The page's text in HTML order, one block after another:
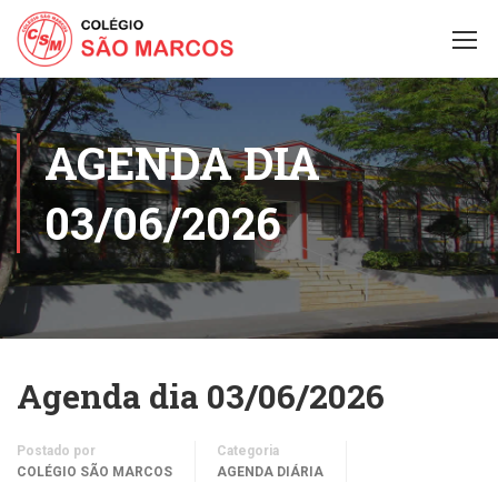
AGENDA DIA
03/06/2026
Agenda dia 03/06/2026
Postado por
COLÉGIO SÃO MARCOS
Categoria
AGENDA DIÁRIA